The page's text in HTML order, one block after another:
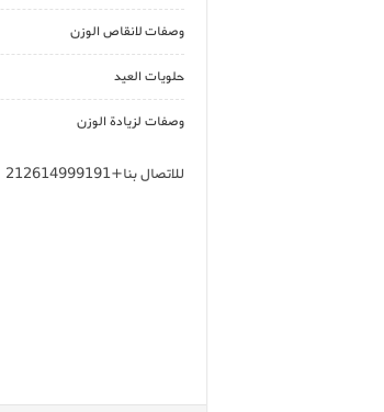
وصفات لانقاص الوزن
حلويات العيد
وصفات لزيادة الوزن
للاتصال بنا+212614999191